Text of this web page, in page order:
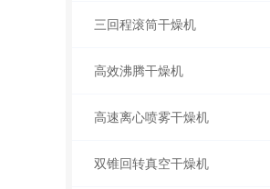
三回程滚筒干燥机
高效沸腾干燥机
高速离心喷雾干燥机
双锥回转真空干燥机